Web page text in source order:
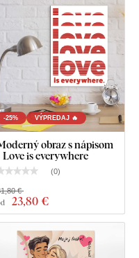
- Srdce z ruží
háčiky na druhej strane
-25% VÝPREDAJ 🔥
obraz s nápisom
Love is everywhere
(0)
23,80 €
€